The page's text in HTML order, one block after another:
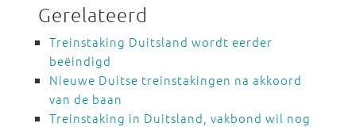
Gerelateerd
Treinstaking Duitsland wordt eerder
beëindigd
Nieuwe Duitse treinstakingen na akkoord
van de baan
Treinstaking in Duitsland, vakbond wil nog